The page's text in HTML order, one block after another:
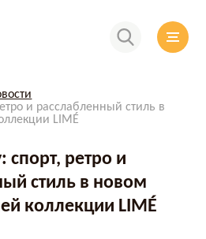
и расслабленный стиль в
LIMÉ
спорт, ретро и
стиль в новом
коллекции LIMÉ